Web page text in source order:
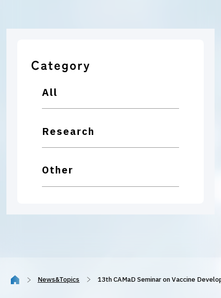
All
Research
Other
News&Topics 13th CAMaD Seminar on Vaccine